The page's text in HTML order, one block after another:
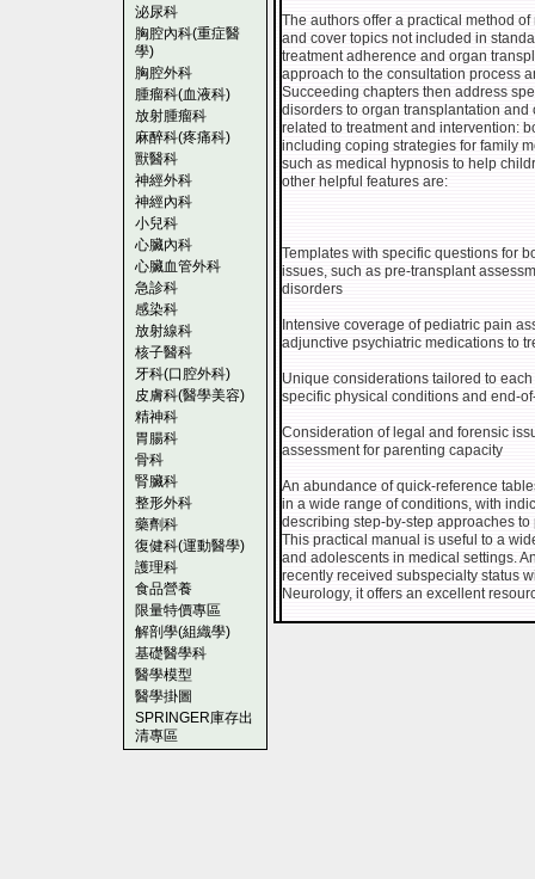
泌尿科
胸腔內科(重症醫
學)
胸腔外科
腫瘤科(血液科)
放射腫瘤科
麻醉科(疼痛科)
獸醫科
神經外科
神經內科
小兒科
心臟內科
心臟血管外科
急診科
感染科
放射線科
核子醫科
牙科(口腔外科)
皮膚科(醫學美容)
精神科
胃腸科
骨科
腎臟科
整形外科
藥劑科
復健科(運動醫學)
護理科
食品營養
限量特價專區
解剖學(組織學)
基礎醫學科
醫學模型
醫學掛圖
SPRINGER庫存出
清專區
The authors offer a practical method
and cover topics not included in
treatment adherence and organ
approach to the consultation process
Succeeding chapters then address
disorders to organ transplantation
related to treatment and intervention:
including coping strategies for family
such as medical hypnosis to help
other helpful features are:
Templates with specific questions for
issues, such as pre-transplant
disorders
Intensive coverage of pediatric pain
adjunctive psychiatric medications to
Unique considerations tailored to
specific physical conditions and end-
Consideration of legal and forensic
assessment for parenting capacity
An abundance of quick-reference
in a wide range of conditions, with
describing step-by-step approaches
This practical manual is useful to a
and adolescents in medical settings.
recently received subspecialty status
Neurology, it offers an excellent